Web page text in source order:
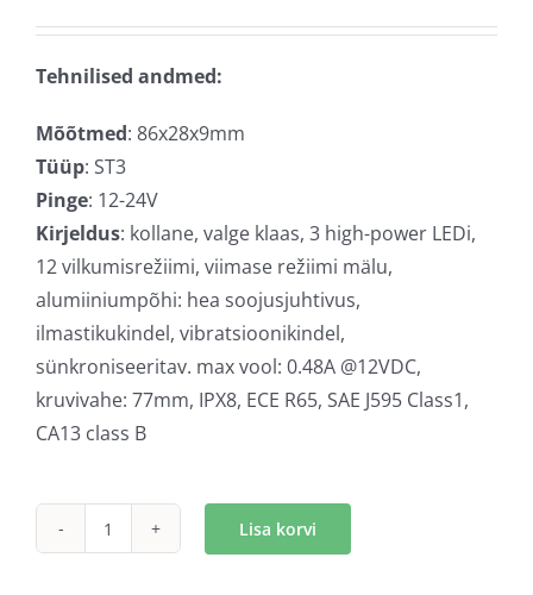
€66,00.€60,00.
Tehnilised andmed:
Mõõtmed: 86x28x9mm
Tüüp: ST3
Pinge: 12-24V
Kirjeldus: kollane, valge klaas, 3 high-power LEDi,
12 vilkumisrežiimi, viimase režiimi mälu,
alumiiniumpõhi: hea soojusjuhtivus,
ilmastikukindel, vibratsioonikindel,
sünkroniseeritav. max vool: 0.48A @12VDC,
kruvivahe: 77mm, IPX8, ECE R65, SAE J595 Class1,
CA13 class B
LED
Lisa korvi